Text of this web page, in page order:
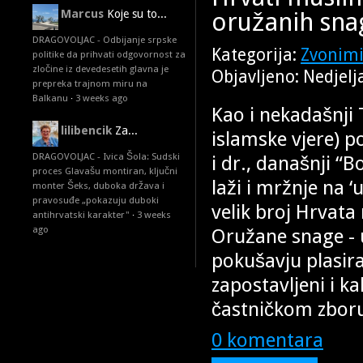
Marcus Koje su to...
DRAGOVOLJAC - Odbijanje srpske
politike da prihvati odgovornost za
zločine iz devedesetih glavna je
prepreka trajnom miru na
Balkanu · 3 weeks ago
lilibencik Za...
DRAGOVOLJAC - Ivica Šola: Sudski
proces Glavašu montiran, ključni
monter Šeks, duboka država i
pravosuđe „pokazuju duboki
antihrvatski karakter" · 3 weeks
ago
oružanih
Kategorija:
Objavljeno:
Kao i
islamske vjere)
i dr., današnji
laži i mržnje na
velik broj Hrvata
Oružane snage
pokušavju
zapostavljeni i
častničkom
0 komentara